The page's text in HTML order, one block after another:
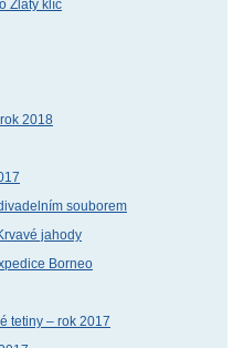
Zlatý klíč
2018
souborem
jahody
Borneo
tetiny – rok 2017